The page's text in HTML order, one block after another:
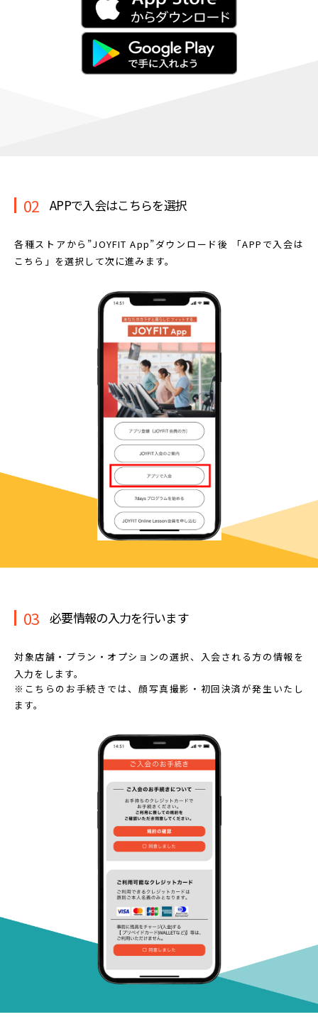
02 APPで入会はこちらを選択
各種ストアから”JOYFIT App”ダウンロード後
「APPで入会は
こちら」を選択して次に進みます。
03 必要情報の入力を行います
対象店舗・プラン・オプションの選択、 入会される方の情報を
入力をします。
※こちらのお手続きでは、顔写真撮影・初回決済が発生いたし
ます。